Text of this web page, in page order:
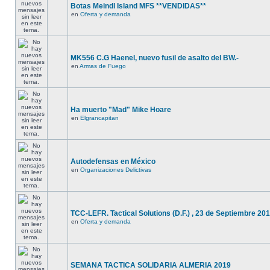
Botas Meindl Island MFS **VENDIDAS**
en Oferta y demanda
MK556 C.G Haenel, nuevo fusil de asalto del BW.-
en Armas de Fuego
Ha muerto "Mad" Mike Hoare
en Elgrancapitan
Autodefensas en México
en Organizaciones Delictivas
TCC-LEFR. Tactical Solutions (D.F.) , 23 de Septiembre
en Oferta y demanda
SEMANA TACTICA SOLIDARIA ALMERIA 2019